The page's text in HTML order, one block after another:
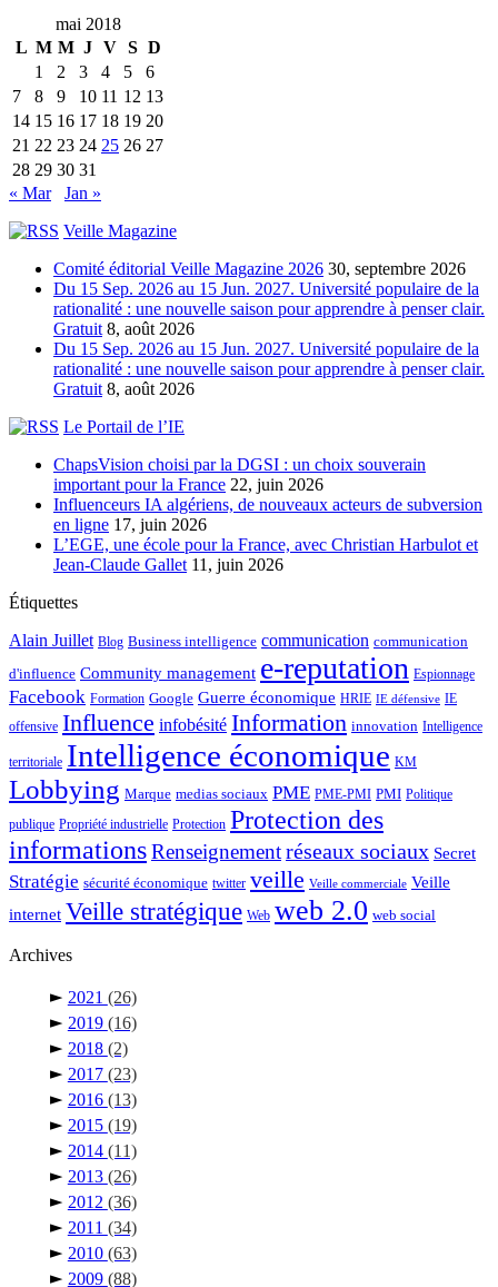
mai 2018
L M M J V S D
1
2 3 4 5
6
7
8 9 10 11 12 13
14 15 16 17 18 19 20
21 22 23 24 25 26 27
28 29 30 31
« Mar
Jan »
Veille Magazine
Comité éditorial Veille Magazine 2026 30, septembre 2026
Du 15 Sep. 2026 au 15 Jun. 2027. Université populaire de la
rationalité : une nouvelle saison pour apprendre à penser clair.
Gratuit 8, août 2026
Du 15 Sep. 2026 au 15 Jun. 2027. Université populaire de la
rationalité : une nouvelle saison pour apprendre à penser clair.
Gratuit 8, août 2026
Le Portail de l’IE
ChapsVision choisi par la DGSI : un choix souverain
important pour la France 22, juin 2026
Influenceurs IA algériens, de nouveaux acteurs de subversion
en ligne 17, juin 2026
L’EGE, une école pour la France, avec Christian Harbulot et
Jean-Claude Gallet 11, juin 2026
Étiquettes
Alain Juillet Blog Business intelligence communication communication
d'influence Community management e-reputation Espionnage
Facebook Formation Google Guerre économique HRIE IE défensive IE
offensive Influence infobésité Information innovation Intelligence
territoriale Intelligence économique KM
Lobbying Marque medias sociaux PME PME-PMI PMI Politique
publique Propriété industrielle Protection Protection des
informationsRenseignementréseaux sociaux Secret
Stratégie sécurité économique twitter veille Veille commerciale Veille
internet Veille stratégique Web web 2.0 web social
Archives
► 2021 (26)
► 2019 (16)
► 2018 (2)
► 2017 (23)
► 2016 (13)
► 2015 (19)
► 2014 (11)
► 2013 (26)
► 2012 (36)
► 2011 (34)
► 2010 (63)
► 2009 (88)